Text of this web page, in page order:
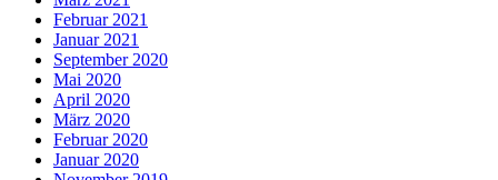
Februar 2021
Januar 2021
September 2020
Mai 2020
April 2020
März 2020
Februar 2020
Januar 2020